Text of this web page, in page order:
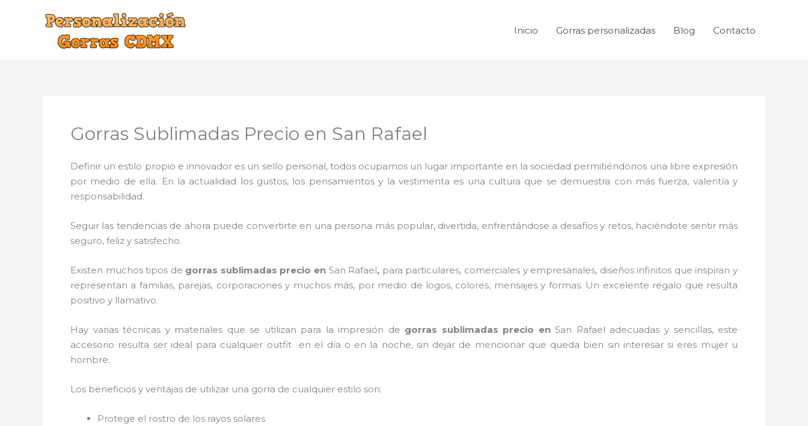
Inicio Gorras personalizadas Blog Contacto
Gorras Sublimadas Precio en San Rafael
Definir un estilo propio e innovador es un sello personal, todos ocupamos un lugar importante en la sociedad permitiéndonos una libre expresión
por medio de ella. En la actualidad los gustos, los pensamientos y la vestimenta es una cultura que se demuestra con más fuerza, valentía y
responsabilidad.
Seguir las tendencias de ahora puede convertirte en una persona más popular, divertida, enfrentándose a desafíos y retos, haciéndote sentir más
seguro, feliz y satisfecho.
Existen muchos tipos de gorras sublimadas precio en San Rafael, para particulares, comerciales y empresariales, diseños infinitos que inspiran y
representan a familias, parejas, corporaciones y muchos más, por medio de logos, colores, mensajes y formas. Un excelente regalo que resulta
positivo y llamativo.
Hay varias técnicas y materiales que se utilizan para la impresión de gorras sublimadas precio enSan Rafael adecuadas y sencillas, este
accesorio resulta ser ideal para cualquier outfit en el día o en la noche, sin dejar de mencionar que queda bien sin interesar si eres mujer u
hombre.
Los beneficios y ventajas de utilizar una gorra de cualquier estilo son:
Protege el rostro de los rayos solares